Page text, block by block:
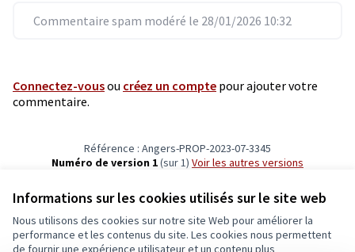
Informations sur les cookies utilisés sur le site web
Nous utilisons des cookies sur notre site Web pour améliorer la
performance et les contenus du site. Les cookies nous permettent
de fournir une expérience utilisateur et un contenu plus
Commentaire spam modéré le 28/01/2026 10:32
Connectez-vousou créez un compte pour ajouter votre
commentaire.
Référence : Angers-PROP-2023-07-3345
Numéro de version 1(sur 1)
voir les autres versions
Conditions d'utilisation
Paramètres des cookies